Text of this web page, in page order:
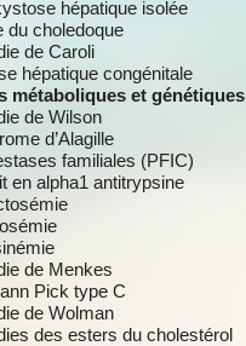
hépatique isolée
du choledoque
de Caroli
hépatique congénitale
métaboliques et génétiques
de Wilson
d’Alagille
familiales (PFIC)
en alpha1 antitrypsine
de Menkes
Pick type C
de Wolman
des esters du cholestérol